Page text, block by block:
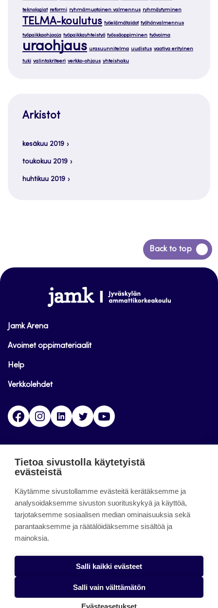
teknologiat reformi ryhmämuotoinen valmennus ryhmäytyminen
TELMA-koulutus työelämätaidot työhönvalmennus
työpaikkaohjaaja työpaikkayhteistyö työssäoppiminen työvoima
uraohjaus urasuunnitelma uudistus vaativa erityinen
tuki valintakriteeri verkko-ohjaus yhteishaku
Arkistot
kesäkuu 2019
toukokuu 2019
huhtikuu 2019
Back to top
Siirry
takaisin
www.jamk.fi
Jamk Arena
Avoimet oppimateriaalit
Help
Verkkolehdet
FacebookInstagramLinkedinTwitter
päättynyt 11.9.2023.
About the site
Käyttöehdot
Alasottoilmoitus
Tietoa sivustolla käytetyistä
evästeistä
Käytämme sivustollamme evästeitä kerätäksemme ja
analysoidaksemme sivuston suorituskykyä ja käyttöä,
tarjotaksemme sosiaalisen median ominaisuuksia sekä
parantaaksemme ja räätälöidäksemme sisältöä ja
mainoksia.
Salli kaikki evästeet
Salli vain välttämätön
Evästeasetukset